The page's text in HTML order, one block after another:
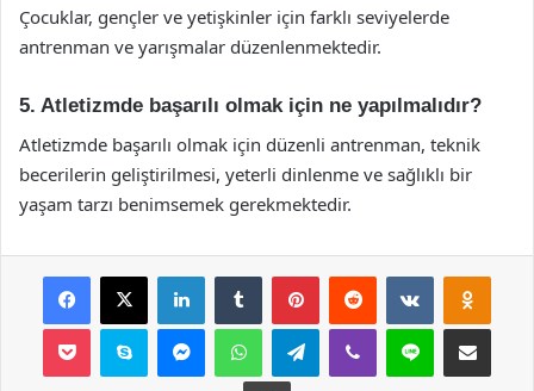
Çocuklar, gençler ve yetişkinler için farklı seviyelerde
antrenman ve yarışmalar düzenlenmektedir.
5. Atletizmde başarılı olmak için ne yapılmalıdır?
Atletizmde başarılı olmak için düzenli antrenman, teknik
becerilerin geliştirilmesi, yeterli dinlenme ve sağlıklı bir
yaşam tarzı benimsemek gerekmektedir.
Facebook
X LinkedInTumblr PinterestReddit VKontakte
Pocket Skype MessengerWhatsAppTelegramViber Line E-Posta ile
Yazdır